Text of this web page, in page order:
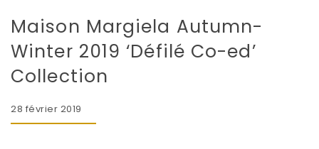
Maison Margiela Autumn-
Winter 2019 ‘Défilé Co-ed’
Collection
28 février 2019